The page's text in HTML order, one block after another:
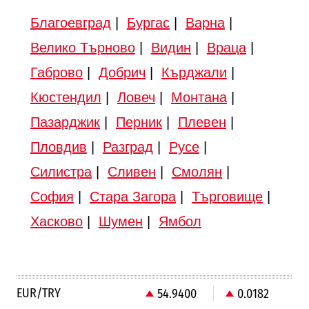
Благоевград Бургас| Варна|
Велико Търново| Видин Враца|
Габрово| Добрич Кърджали
Кюстендил
Ловеч Монтана|
Пазарджик| Перник| Плевен
Пловдив
Разград Русе|
Силистра| Сливен Смолян
София
Стара Загора| Търговище|
Хасково| Шумен Ямбол
EUR/TRY 54.9400
0.0182